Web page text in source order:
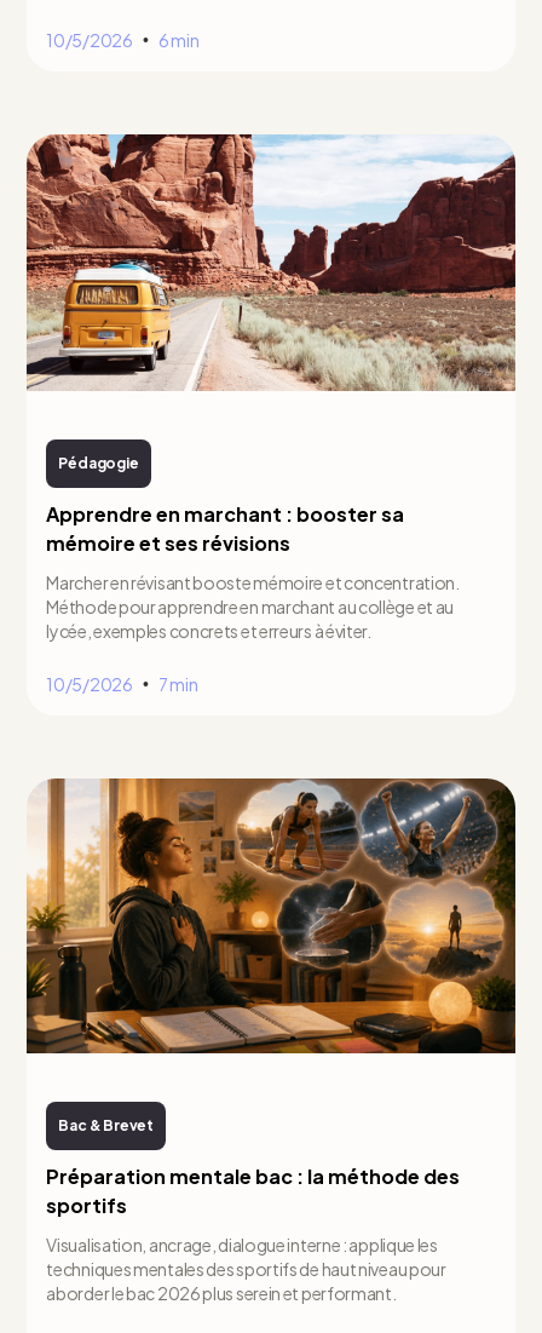
10/5/2026 • 6 min
Pédagogie
Apprendre en marchant : booster sa
mémoire et ses révisions
Marcher en révisant booste mémoire et concentration.
Méthode pour apprendre en marchant au collège et au
lycée, exemples concrets et erreurs à éviter.
10/5/2026 • 7 min
Bac & Brevet
Préparation mentale bac : la méthode des
sportifs
Visualisation, ancrage, dialogue interne : applique les
techniques mentales des sportifs de haut niveau pour
aborder le bac 2026 plus serein et performant.